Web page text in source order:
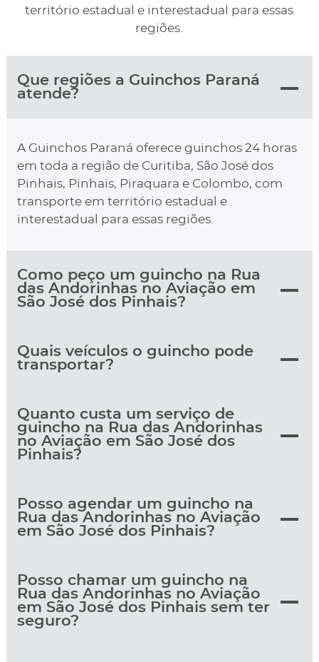
território estadual e interestadual para essas
regiões.
Que regiões a Guinchos Paraná
atende?
A Guinchos Paraná oferece guinchos 24 horas
em toda a região de Curitiba, São José dos
Pinhais, Pinhais, Piraquara e Colombo, com
transporte em território estadual e
interestadual para essas regiões.
Como peço um guincho na Rua
das Andorinhas no Aviação em
São José dos Pinhais?
Quais veículos o guincho pode
transportar?
Quanto custa um serviço de
guincho na Rua das Andorinhas
no Aviação em São José dos
Pinhais?
Posso agendar um guincho na
Rua das Andorinhas no Aviação
em São José dos Pinhais?
Posso chamar um guincho na
Rua das Andorinhas no Aviação
em São José dos Pinhais sem ter
seguro?